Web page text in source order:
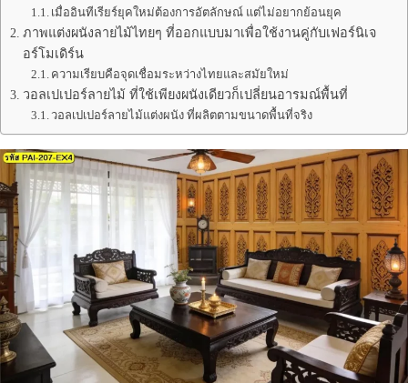
เมื่ออินทีเรียร์ยุคใหม่ต้องการอัตลักษณ์ แต่ไม่อยากย้อนยุค
ภาพแต่งผนังลายไม้ไทยๆ ที่ออกแบบมาเพื่อใช้งานคู่กับเฟอร์นิเจ
อร์โมเดิร์น
ความเรียบคือจุดเชื่อมระหว่างไทยและสมัยใหม่
วอลเปเปอร์ลายไม้ ที่ใช้เพียงผนังเดียวก็เปลี่ยนอารมณ์พื้นที่
วอลเปเปอร์ลายไม้แต่งผนัง ที่ผลิตตามขนาดพื้นที่จริง